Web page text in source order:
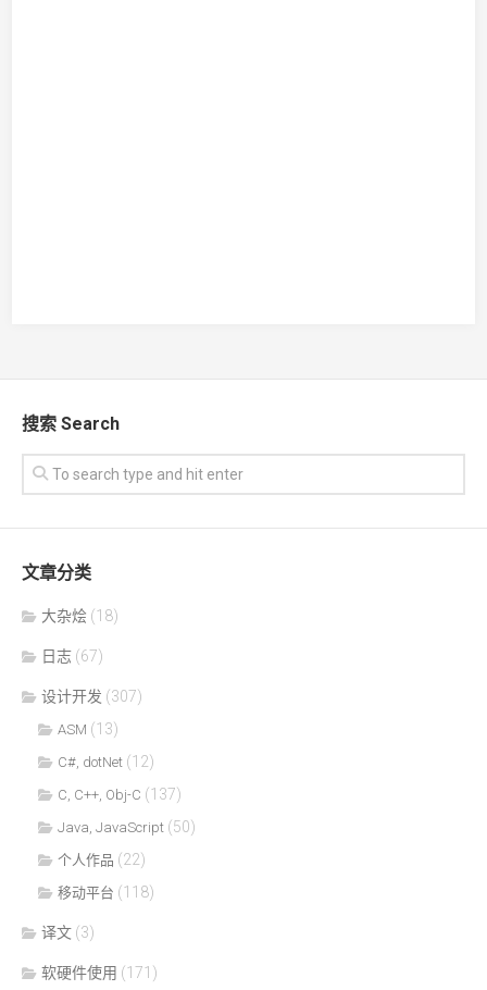
搜索 Search
文章分类
大杂烩 (18)
日志 (67)
设计开发 (307)
ASM (13)
C#, dotNet (12)
C, C++, Obj-C (137)
Java, JavaScript (50)
个人作品 (22)
移动平台 (118)
译文 (3)
软硬件使用 (171)